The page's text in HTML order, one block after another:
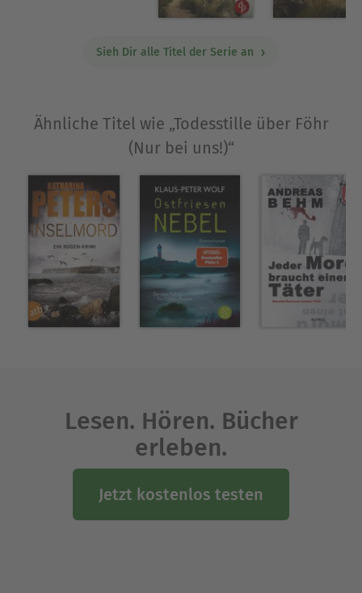
ihrem Mann südlich von Frankfurt.
Sieh Dir alle Titel der Serie an
Ähnliche Titel wie „Todesstille über Föhr
(Nur bei uns!)“
Lesen. Hören. Bücher
erleben.
Jetzt kostenlos testen